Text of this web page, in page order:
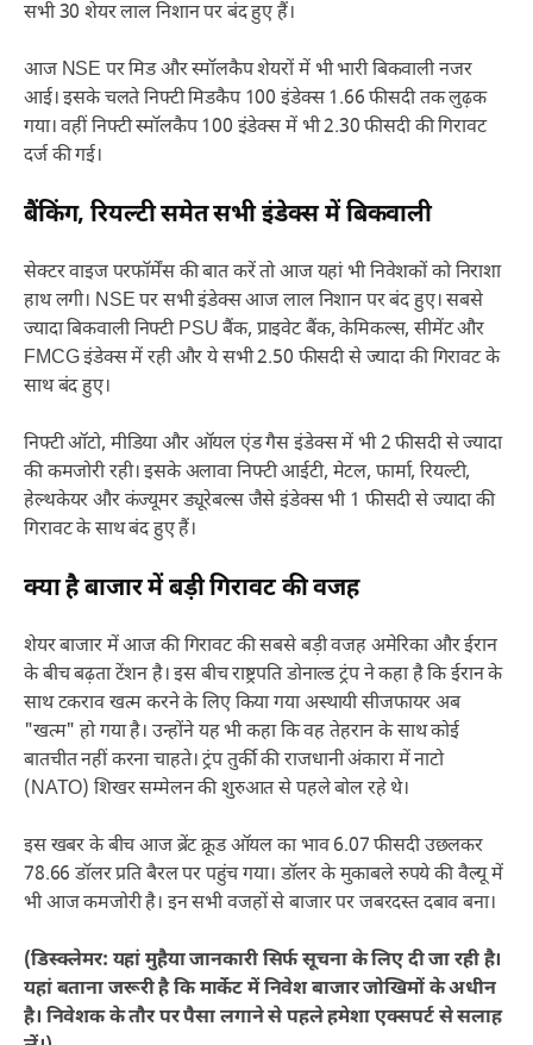
सभी 30 शेयर लाल निशान पर बंद हुए हैं।
आज NSE पर मिड और स्मॉलकैप शेयरों में भी भारी बिकवाली नजर
आई। इसके चलते निफ्टी मिडकैप 100 इंडेक्स 1.66 फीसदी तक लुढ़क
गया। वहीं निफ्टी स्मॉलकैप 100 इंडेक्स में भी 2.30 फीसदी की गिरावट
दर्ज की गई।
बैंकिंग, रियल्टी समेत सभी इंडेक्स में बिकवाली
सेक्टर वाइज परफॉर्मेंस की बात करें तो आज यहां भी निवेशकों को निराशा
हाथ लगी। NSE पर सभी इंडेक्स आज लाल निशान पर बंद हुए। सबसे
ज्यादा बिकवाली निफ्टी PSU बैंक, प्राइवेट बैंक, केमिकल्स, सीमेंट और
FMCG इंडेक्स में रही और ये सभी 2.50 फीसदी से ज्यादा की गिरावट के
साथ बंद हुए।
निफ्टी ऑटो, मीडिया और ऑयल एंड गैस इंडेक्स में भी 2 फीसदी से ज्यादा
की कमजोरी रही। इसके अलावा निफ्टी आईटी, मेटल, फार्मा, रियल्टी,
हेल्थकेयर और कंज्यूमर ड्यूरेबल्स जैसे इंडेक्स भी 1 फीसदी से ज्यादा की
गिरावट के साथ बंद हुए हैं।
क्या है बाजार में बड़ी गिरावट की वजह
शेयर बाजार में आज की गिरावट की सबसे बड़ी वजह अमेरिका और ईरान
के बीच बढ़ता टेंशन है। इस बीच राष्ट्रपति डोनाल्ड ट्रंप ने कहा है कि ईरान के
साथ टकराव खत्म करने के लिए किया गया अस्थायी सीजफायर अब
"खत्म" हो गया है। उन्होंने यह भी कहा कि वह तेहरान के साथ कोई
बातचीत नहीं करना चाहते। ट्रंप तुर्की की राजधानी अंकारा में नाटो
(NATO) शिखर सम्मेलन की शुरुआत से पहले बोल रहे थे।
इस खबर के बीच आज ब्रेंट क्रूड ऑयल का भाव 6.07 फीसदी उछलकर
78.66 डॉलर प्रति बैरल पर पहुंच गया। डॉलर के मुकाबले रुपये की वैल्यू में
भी आज कमजोरी है। इन सभी वजहों से बाजार पर जबरदस्त दबाव बना।
(डिस्क्लेमर: यहां मुहैया जानकारी सिर्फ सूचना के लिए दी जा रही है।
यहां बताना जरूरी है कि मार्केट में निवेश बाजार जोखिमों के अधीन
है। निवेशक के तौर पर पैसा लगाने से पहले हमेशा एक्सपर्ट से सलाह